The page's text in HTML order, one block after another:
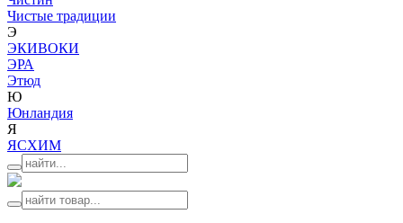
Чистые традиции
Э
ЭКИВОКИ
ЭРА
Этюд
Ю
Юнландия
Я
ЯСХИМ